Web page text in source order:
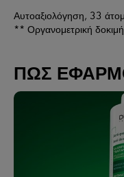
Αυτοαξιολόγηση, 33
** Οργανομετρική δοκιμή.
ΠΩΣ